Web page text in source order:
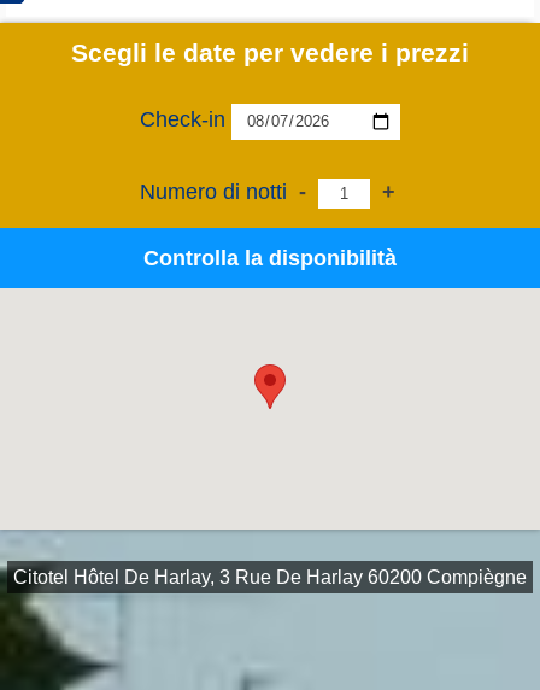
Scegli le date per vedere i prezzi
Check-in
Numero di notti - +
Controlla la disponibilità
Citotel Hôtel De Harlay, 3 Rue De Harlay 60200 Compiègne